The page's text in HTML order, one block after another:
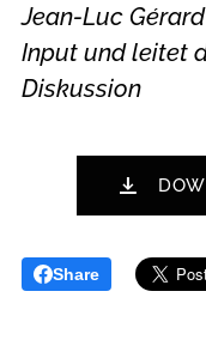
Jean-Luc
Input und leitet
Diskussion
Share